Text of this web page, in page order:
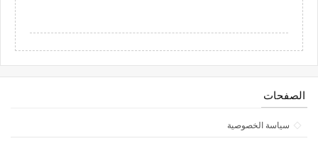
الصفحات
سياسة الخصوصية